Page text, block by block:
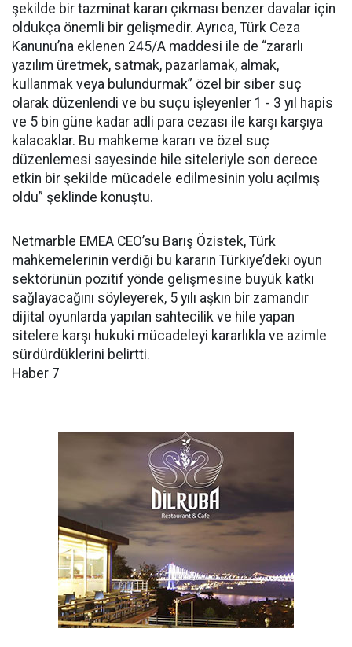
şekilde bir tazminat kararı çıkması benzer davalar için
oldukça önemli bir gelişmedir. Ayrıca, Türk Ceza
Kanunu’na eklenen 245/A maddesi ile de “zararlı
yazılım üretmek, satmak, pazarlamak, almak,
kullanmak veya bulundurmak” özel bir siber suç
olarak düzenlendi ve bu suçu işleyenler 1 - 3 yıl hapis
ve 5 bin güne kadar adli para cezası ile karşı karşıya
kalacaklar. Bu mahkeme kararı ve özel suç
düzenlemesi sayesinde hile siteleriyle son derece
etkin bir şekilde mücadele edilmesinin yolu açılmış
oldu” şeklinde konuştu.
Netmarble EMEA CEO’su Barış Özistek, Türk
mahkemelerinin verdiği bu kararın Türkiye’deki oyun
sektörünün pozitif yönde gelişmesine büyük katkı
sağlayacağını söyleyerek, 5 yılı aşkın bir zamandır
dijital oyunlarda yapılan sahtecilik ve hile yapan
sitelere karşı hukuki mücadeleyi kararlıkla ve azimle
sürdürdüklerini belirtti.
Haber 7